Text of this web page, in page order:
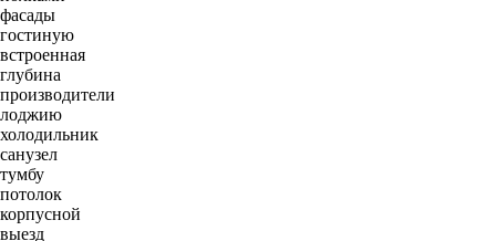
фасады
гостиную
встроенная
глубина
производители
лоджию
холодильник
санузел
тумбу
потолок
корпусной
выезд